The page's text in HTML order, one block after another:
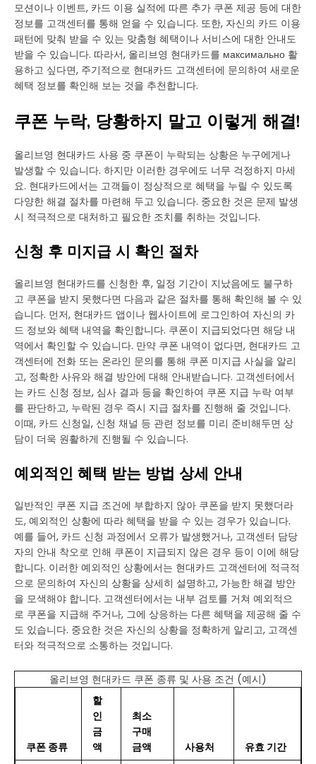
모션이나 이벤트, 카드 이용 실적에 따른 추가 쿠폰 제공 등에 대한
정보를 고객센터를 통해 얻을 수 있습니다. 또한, 자신의 카드 이용
패턴에 맞춰 받을 수 있는 맞춤형 혜택이나 서비스에 대한 안내도
받을 수 있습니다. 따라서, 올리브영 현대카드를 максимально 활
용하고 싶다면, 주기적으로 현대카드 고객센터에 문의하여 새로운
혜택 정보를 확인해 보는 것을 추천합니다.
쿠폰 누락, 당황하지 말고 이렇게 해결!
올리브영 현대카드 사용 중 쿠폰이 누락되는 상황은 누구에게나
발생할 수 있습니다. 하지만 이러한 경우에도 너무 걱정하지 마세
요. 현대카드에서는 고객들이 정상적으로 혜택을 누릴 수 있도록
다양한 해결 절차를 마련해 두고 있습니다. 중요한 것은 문제 발생
시 적극적으로 대처하고 필요한 조치를 취하는 것입니다.
신청 후 미지급 시 확인 절차
올리브영 현대카드를 신청한 후, 일정 기간이 지났음에도 불구하
고 쿠폰을 받지 못했다면 다음과 같은 절차를 통해 확인해 볼 수 있
습니다. 먼저, 현대카드 앱이나 웹사이트에 로그인하여 자신의 카
드 정보와 혜택 내역을 확인합니다. 쿠폰이 지급되었다면 해당 내
역에서 확인할 수 있습니다. 만약 쿠폰 내역이 없다면, 현대카드 고
객센터에 전화 또는 온라인 문의를 통해 쿠폰 미지급 사실을 알리
고, 정확한 사유와 해결 방안에 대해 안내받습니다. 고객센터에서
는 카드 신청 정보, 심사 결과 등을 확인하여 쿠폰 지급 누락 여부
를 판단하고, 누락된 경우 즉시 지급 절차를 진행해 줄 것입니다.
이때, 카드 신청일, 신청 채널 등 관련 정보를 미리 준비해두면 상
담이 더욱 원활하게 진행될 수 있습니다.
예외적인 혜택 받는 방법 상세 안내
일반적인 쿠폰 지급 조건에 부합하지 않아 쿠폰을 받지 못했더라
도, 예외적인 상황에 따라 혜택을 받을 수 있는 경우가 있습니다.
예를 들어, 카드 신청 과정에서 오류가 발생했거나, 고객센터 담당
자의 안내 착오로 인해 쿠폰이 지급되지 않은 경우 등이 이에 해당
합니다. 이러한 예외적인 상황에서는 현대카드 고객센터에 적극적
으로 문의하여 자신의 상황을 상세히 설명하고, 가능한 해결 방안
을 모색해야 합니다. 고객센터에서는 내부 검토를 거쳐 예외적으
로 쿠폰을 지급해 주거나, 그에 상응하는 다른 혜택을 제공해 줄 수
도 있습니다. 중요한 것은 자신의 상황을 정확하게 알리고, 고객센
터와 적극적으로 소통하는 것입니다.
올리브영 현대카드 쿠폰 종류 및 사용 조건 (예시)
쿠폰 종류
할
인
금
액
최소
구매
금액
사용처
유효 기간